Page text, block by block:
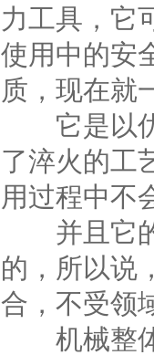
力工具，它
使用中的安
质，现在就
它是以优
了淬火的工
用过程中不
并且它的
的，所以说
合，不受领
机械整体